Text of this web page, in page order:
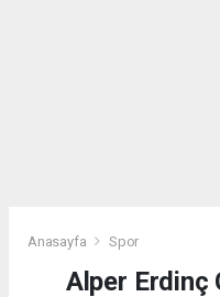
Anasayfa Spor
Alper Erdinç